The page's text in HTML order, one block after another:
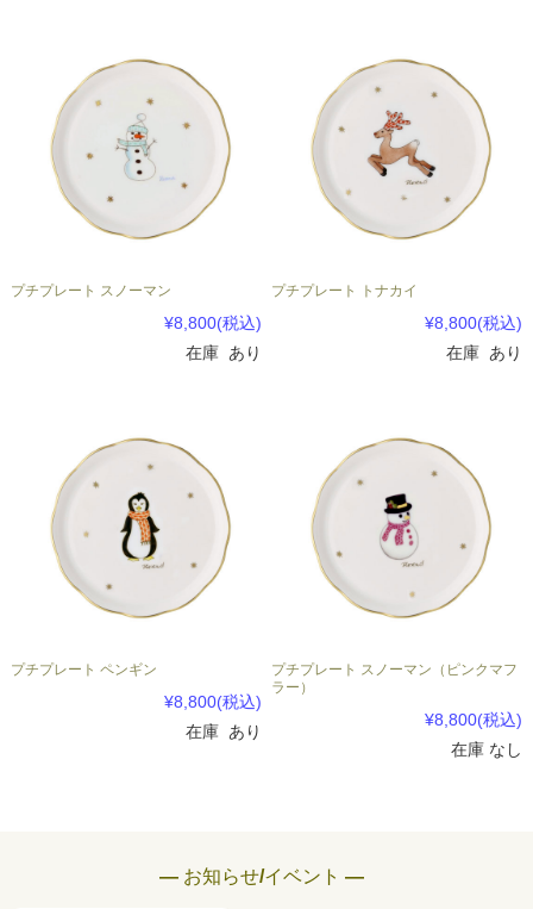
プチプレート スノーマン
¥8,800(税込)
在庫 あり
プチプレート トナカイ
¥8,800(税込)
在庫 あり
プチプレート ペンギン
¥8,800(税込)
在庫 あり
プチプレート スノーマン（ピンクマフ
ラー）
¥8,800(税込)
在庫 なし
― お知らせ/イベント ―